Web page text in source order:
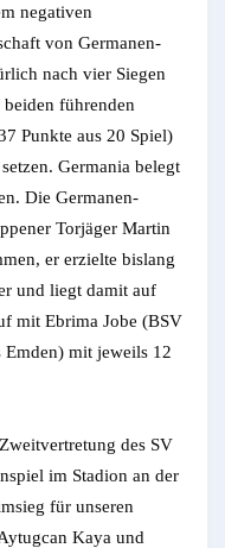
negativen
von Germanen-
nach vier Siegen
führenden
Punkte aus 20 Spiel)
Germania belegt
Die Germanen-
Torjäger Martin
er erzielte bislang
und liegt damit auf
mit Ebrima Jobe (BSV
mit jeweils 12
des SV
im Stadion an der
für unseren
Kaya und